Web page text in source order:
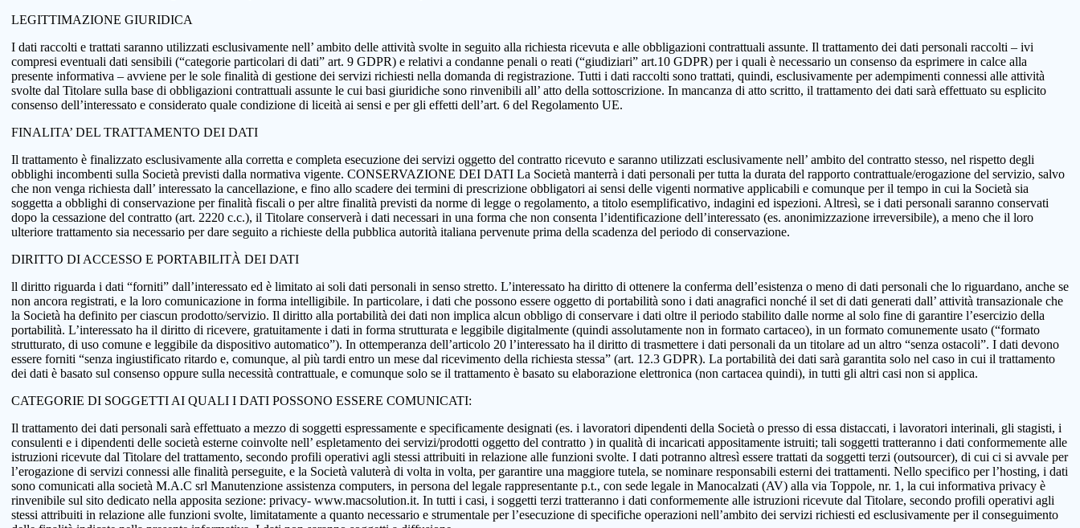
LEGITTIMAZIONE GIURIDICA
I dati raccolti e trattati saranno utilizzati esclusivamente nell’ ambito delle attività svolte in seguito alla richiesta ricevuta e alle obbligazioni contrattuali assunte. Il trattamento dei dati personali raccolti – ivi
compresi eventuali dati sensibili (“categorie particolari di dati” art. 9 GDPR) e relativi a condanne penali o reati (“giudiziari” art.10 GDPR) per i quali è necessario un consenso da esprimere in calce alla
presente informativa – avviene per le sole finalità di gestione dei servizi richiesti nella domanda di registrazione. Tutti i dati raccolti sono trattati, quindi, esclusivamente per adempimenti connessi alle attività
svolte dal Titolare sulla base di obbligazioni contrattuali assunte le cui basi giuridiche sono rinvenibili all’ atto della sottoscrizione. In mancanza di atto scritto, il trattamento dei dati sarà effettuato su esplicito
consenso dell’interessato e considerato quale condizione di liceità ai sensi e per gli effetti dell’art. 6 del Regolamento UE.
FINALITA’ DEL TRATTAMENTO DEI DATI
Il trattamento è finalizzato esclusivamente alla corretta e completa esecuzione dei servizi oggetto del contratto ricevuto e saranno utilizzati esclusivamente nell’ ambito del contratto stesso, nel rispetto degli
obblighi incombenti sulla Società previsti dalla normativa vigente. CONSERVAZIONE DEI DATI La Società manterrà i dati personali per tutta la durata del rapporto contrattuale/erogazione del servizio, salvo
che non venga richiesta dall’ interessato la cancellazione, e fino allo scadere dei termini di prescrizione obbligatori ai sensi delle vigenti normative applicabili e comunque per il tempo in cui la Società sia
soggetta a obblighi di conservazione per finalità fiscali o per altre finalità previsti da norme di legge o regolamento, a titolo esemplificativo, indagini ed ispezioni. Altresì, se i dati personali saranno conservati
dopo la cessazione del contratto (art. 2220 c.c.), il Titolare conserverà i dati necessari in una forma che non consenta l’identificazione dell’interessato (es. anonimizzazione irreversibile), a meno che il loro
ulteriore trattamento sia necessario per dare seguito a richieste della pubblica autorità italiana pervenute prima della scadenza del periodo di conservazione.
DIRITTO DI ACCESSO E PORTABILITÀ DEI DATI
ll diritto riguarda i dati “forniti” dall’interessato ed è limitato ai soli dati personali in senso stretto. L’interessato ha diritto di ottenere la conferma dell’esistenza o meno di dati personali che lo riguardano, anche se
non ancora registrati, e la loro comunicazione in forma intelligibile. In particolare, i dati che possono essere oggetto di portabilità sono i dati anagrafici nonché il set di dati generati dall’ attività transazionale che
la Società ha definito per ciascun prodotto/servizio. Il diritto alla portabilità dei dati non implica alcun obbligo di conservare i dati oltre il periodo stabilito dalle norme al solo fine di garantire l’esercizio della
portabilità. L’interessato ha il diritto di ricevere, gratuitamente i dati in forma strutturata e leggibile digitalmente (quindi assolutamente non in formato cartaceo), in un formato comunemente usato (“formato
strutturato, di uso comune e leggibile da dispositivo automatico”). In ottemperanza dell’articolo 20 l’interessato ha il diritto di trasmettere i dati personali da un titolare ad un altro “senza ostacoli”. I dati devono
essere forniti “senza ingiustificato ritardo e, comunque, al più tardi entro un mese dal ricevimento della richiesta stessa” (art. 12.3 GDPR). La portabilità dei dati sarà garantita solo nel caso in cui il trattamento
dei dati è basato sul consenso oppure sulla necessità contrattuale, e comunque solo se il trattamento è basato su elaborazione elettronica (non cartacea quindi), in tutti gli altri casi non si applica.
CATEGORIE DI SOGGETTI AI QUALI I DATI POSSONO ESSERE COMUNICATI:
Il trattamento dei dati personali sarà effettuato a mezzo di soggetti espressamente e specificamente designati (es. i lavoratori dipendenti della Società o presso di essa distaccati, i lavoratori interinali, gli stagisti, i
consulenti e i dipendenti delle società esterne coinvolte nell’ espletamento dei servizi/prodotti oggetto del contratto ) in qualità di incaricati appositamente istruiti; tali soggetti tratteranno i dati conformemente alle
istruzioni ricevute dal Titolare del trattamento, secondo profili operativi agli stessi attribuiti in relazione alle funzioni svolte. I dati potranno altresì essere trattati da soggetti terzi (outsourcer), di cui ci si avvale per
l’erogazione di servizi connessi alle finalità perseguite, e la Società valuterà di volta in volta, per garantire una maggiore tutela, se nominare responsabili esterni dei trattamenti. Nello specifico per l’hosting, i dati
sono comunicati alla società M.A.C srl Manutenzione assistenza computers, in persona del legale rappresentante p.t., con sede legale in Manocalzati (AV) alla via Toppole, nr. 1, la cui informativa privacy è
rinvenibile sul sito dedicato nella apposita sezione: privacy- www.macsolution.it. In tutti i casi, i soggetti terzi tratteranno i dati conformemente alle istruzioni ricevute dal Titolare, secondo profili operativi agli
stessi attribuiti in relazione alle funzioni svolte, limitatamente a quanto necessario e strumentale per l’esecuzione di specifiche operazioni nell’ambito dei servizi richiesti ed esclusivamente per il conseguimento